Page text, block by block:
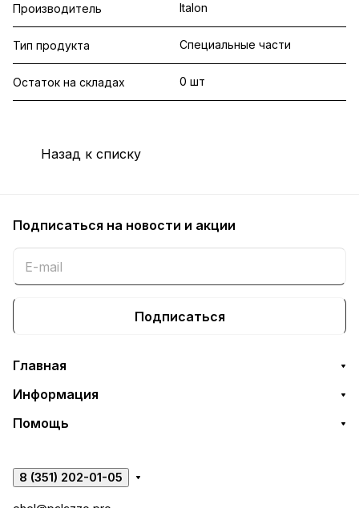
Производитель Italon
Тип продукта Специальные части
Остаток на складах 0 шт
Назад к списку
Подписаться на новости и акции
Подписаться
Главная
Информация
Помощь
8 (351) 202-01-05